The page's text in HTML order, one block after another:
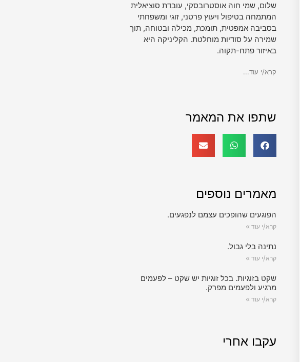
שלום, שמי חוה אוסטרובסקי, עובדת סוציאלית
המתמחה בטיפול ויעוץ פרטני, זוגי ומשפחתי
בסביבה אמפטית, תומכת, מכילה ובטוחה, תוך
שמירה על סודיות מוחלטת. הקליניקה היא
באיזור פתח-תקוה.
קרא/י עוד...
שתפו את המאמר
מאמרים נוספים
הפוגעים שהופכים עצמם לנפגעים.
קרא/י עוד »
נתינה בלי גבול.
קרא/י עוד »
שקט בזוגיות. בכל זוגיות יש שקט – לפעמים
מרגיע ולפעמים מפרק.
קרא/י עוד »
עקבו אחרי